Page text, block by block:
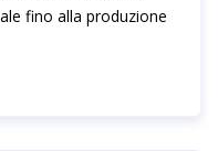
fino alla produzione